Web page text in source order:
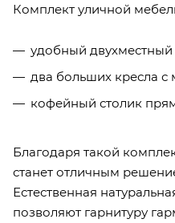
Комплект уличной
удобный двухместный
два больших кресла
кофейный столик
Благодаря такой
станет отличным
Естественная
позволяют гарнитуру